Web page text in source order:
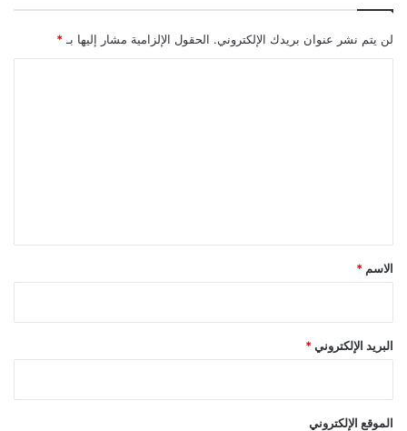
لن يتم نشر عنوان بريدك الإلكتروني. الحقول الإلزامية مشار إليها بـ *
*
الاسم *
البريد الإلكتروني *
الموقع الإلكتروني